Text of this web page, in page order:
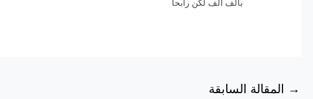
بألف ألف لكن رابحاً
→ المقالة السابقة